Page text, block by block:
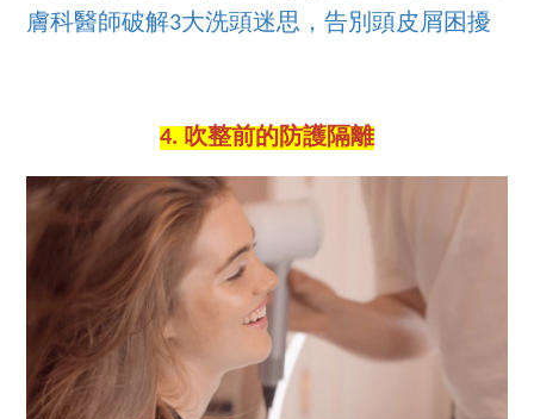
膚科醫師破解3大洗頭迷思，告別頭皮屑困擾
4. 吹整前的防護隔離